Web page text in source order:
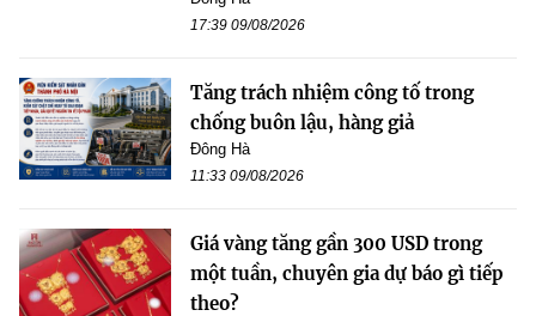
17:39 09/08/2026
Tăng trách nhiệm công tố trong
chống buôn lậu, hàng giả
Đông Hà
11:33 09/08/2026
Giá vàng tăng gần 300 USD trong
một tuần, chuyên gia dự báo gì tiếp
theo?